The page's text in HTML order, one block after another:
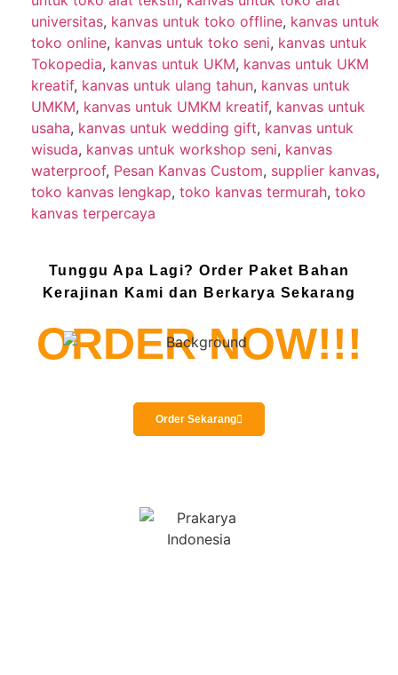
universitas, kanvas untuk toko offline, kanvas untuk
toko online, kanvas untuk toko seni, kanvas untuk
Tokopedia, kanvas untuk UKM, kanvas untuk UKM
kreatif, kanvas untuk ulang tahun, kanvas untuk
UMKM, kanvas untuk UMKM kreatif, kanvas untuk
usaha, kanvas untuk wedding gift, kanvas untuk
wisuda, kanvas untuk workshop seni, kanvas
waterproof, Pesan Kanvas Custom, supplier kanvas,
toko kanvas lengkap, toko kanvas termurah, toko
kanvas terpercaya
Tunggu Apa Lagi? Order Paket Bahan
Kerajinan Kami dan Berkarya Sekarang
ORDER NOW!!!
Order Sekarang